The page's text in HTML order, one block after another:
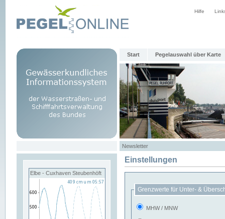
Hilfe
Start Pegelauswahl über Karte
Newsletter
Elbe - Cuxhaven Steubenhöft
Einstellungen
Grenzwerte für Unter- &
MHW / MNW